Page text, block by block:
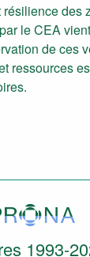
des
le CEA
de ces
ressources
1993-